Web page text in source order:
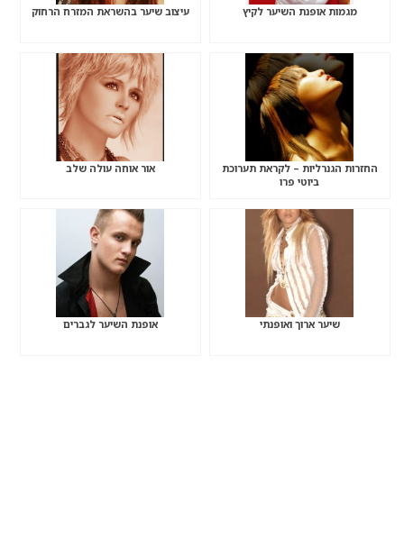
מגמות אופנת השיער לקיץ עיצוב שיער בהשראת המזרח הרחוק
החזרות הגנרליות – לקראת תערוכת
ביוטי פרו
אור אוחה עולה שלב
שיער ארוך ואופנתי אופנת השיער לגברים